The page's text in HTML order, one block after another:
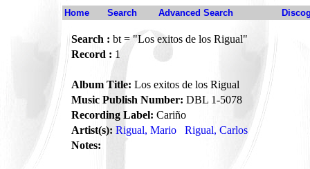
Home Search Advanced Search
Search : bt = "Los exitos de los Rigual"
Record : 1
Album Title: Los exitos de los Rigual
Music Publish Number: DBL 1-5078
Recording Label: Cariño
Artist(s): Rigual, Mario
Rigual, Carlos
Notes: